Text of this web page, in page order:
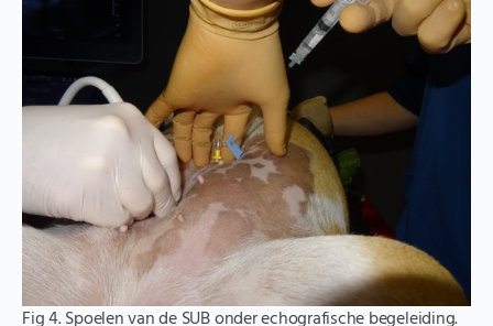
Fig 4. Spoelen van de SUB onder echografische begeleiding.